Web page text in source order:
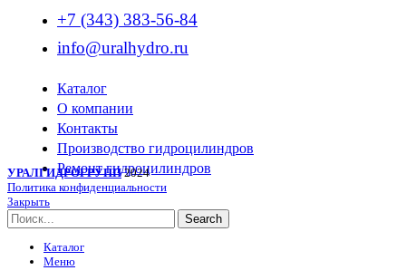
+7 (343) 383-56-84
info@uralhydro.ru
Каталог
О компании
Контакты
Производство гидроцилиндров
Ремонт гидроцилиндров
УРАЛГИДРОГРУПП 2024
Политика конфиденциальности
Закрыть
Search
Каталог
Меню